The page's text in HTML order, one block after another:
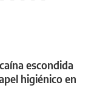
escondida
higiénico en